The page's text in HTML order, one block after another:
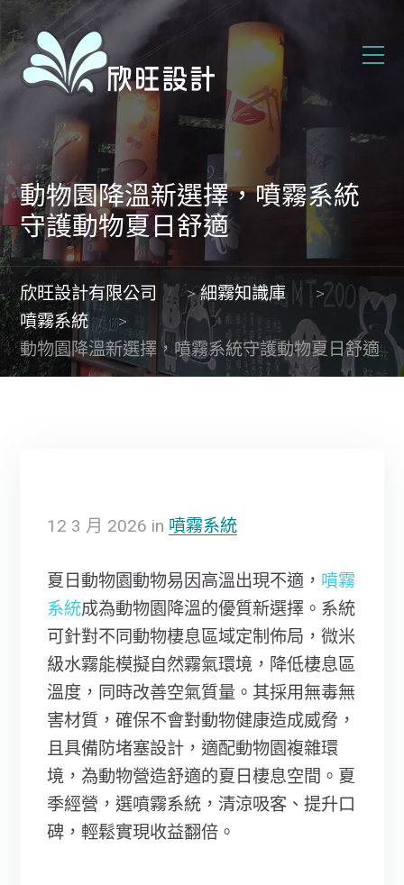
動物園降溫新選擇，噴霧系統
守護動物夏日舒適
欣旺設計有限公司 >細霧知識庫
>
噴霧系統
>
動物園降溫新選擇，噴霧系統守護動物夏日舒適
12 3 月 2026 in 噴霧系統
夏日動物園動物易因高溫出現不適， 噴霧
系統成為動物園降溫的優質新選擇。系統
可針對不同動物棲息區域定制佈局，微米
級水霧能模擬自然霧氣環境，降低棲息區
溫度，同時改善空氣質量。其採用無毒無
害材質，確保不會對動物健康造成威脅，
且具備防堵塞設計，適配動物園複雜環
境，為動物營造舒適的夏日棲息空間。夏
季經營，選噴霧系統，清涼吸客、提升口
碑，輕鬆實現收益翻倍。